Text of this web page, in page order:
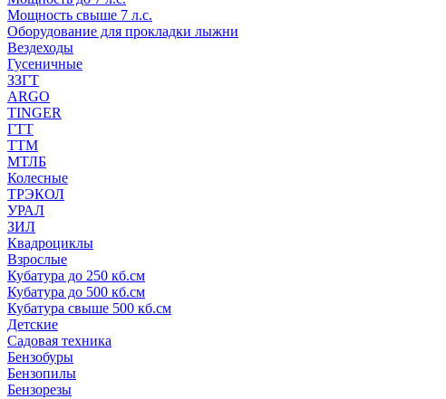
Мощность свыше 7 л.с.
Оборудование для прокладки лыжни
Вездеходы
Гусеничные
ЗЗГТ
ARGO
TINGER
ГТТ
ТТМ
МТЛБ
Колесные
ТРЭКОЛ
УРАЛ
ЗИЛ
Квадроциклы
Взрослые
Кубатура до 250 кб.см
Кубатура до 500 кб.см
Кубатура свыше 500 кб.см
Детские
Садовая техника
Бензобуры
Бензопилы
Бензорезы